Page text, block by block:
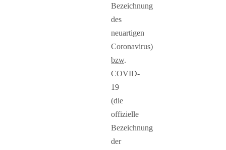
Bezeichnung
des
neuartigen
Coronavirus)
bzw.
COVID-
19
(die
offizielle
Bezeichnung
der